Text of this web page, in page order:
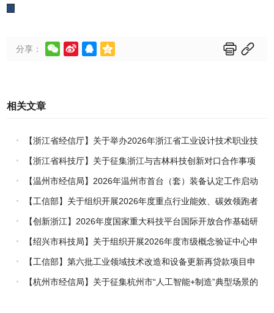
载
分享：      
相关文章
【浙江省经信厅】关于举办2026年浙江省工业设计技术职业技
能竞赛的通知
【浙江省科技厅】关于征集浙江与吉林科技创新对口合作事项
的通知【温州市经信局】2026年温州市首台（套）装备认定工作启动
【工信部】关于组织开展2026年度重点行业能效、碳效领跑者
企业推荐工作的通知
【创新浙江】2026年度国家重大科技平台国际开放合作基础研
究专项（试点）项目指南
【绍兴市科技局】关于组织开展2026年度市级概念验证中心申
报工作的通知
【工信部】第六批工业领域技术改造和设备更新再贷款项目申
报工作启动
【杭州市经信局】关于征集杭州市“人工智能+制造”典型场景的